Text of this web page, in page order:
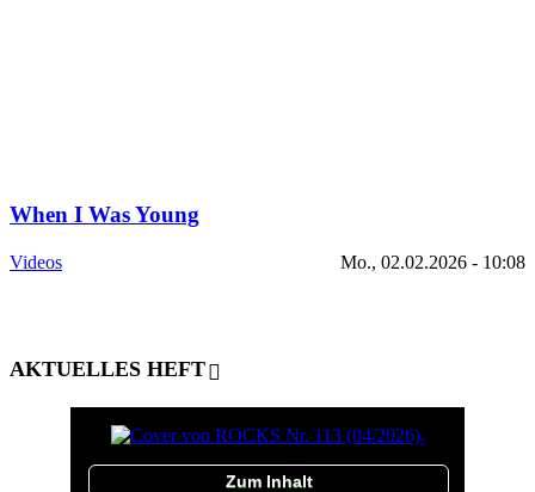
When I Was Young
Videos Mo., 02.02.2026 - 10:08
AKTUELLES HEFT
Zum Inhalt